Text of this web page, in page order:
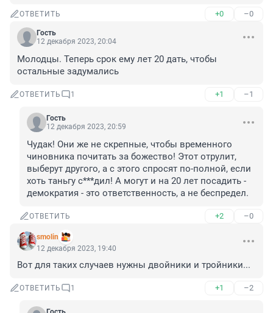
ОТВЕТИТЬ +0 –0
Гость
12 декабря 2023, 20:04
Молодцы. Теперь срок ему лет 20 дать, чтобы
остальные задумались
ОТВЕТИТЬ 1 +1 –1
Гость
12 декабря 2023, 20:59
Чудак! Они же не скрепные, чтобы временного
чиновника почитать за божество! Этот отрулит,
выберут другого, а с этого спросят по-полной, если
хоть таньгу с***дил! А могут и на 20 лет посадить -
демократия - это ответственность, а не беспредел.
ОТВЕТИТЬ +2 –0
smolin
12 декабря 2023, 19:40
Вот для таких случаев нужны двойники и тройники...
ОТВЕТИТЬ 1 +1 –2